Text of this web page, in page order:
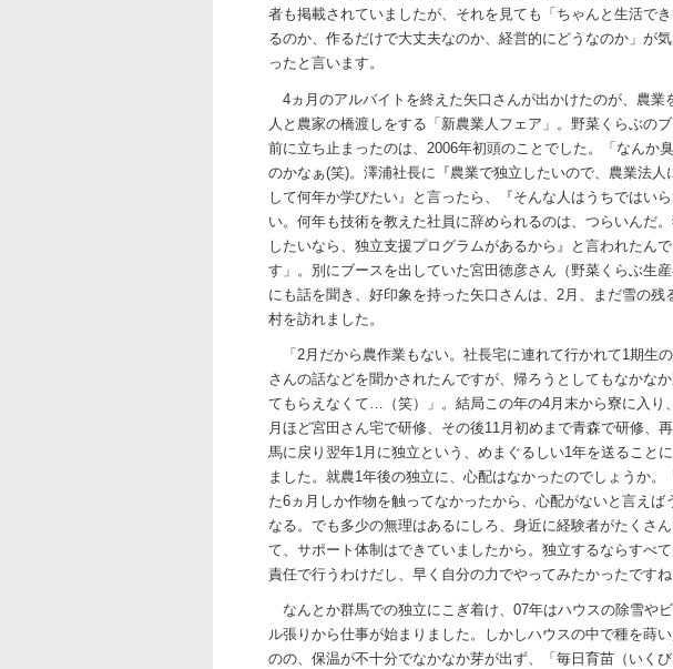
者も掲載されていましたが、それを見ても「ちゃんと生活で
るのか、作るだけで大丈夫なのか、経営的にどうなのか」が
ったと言います。
4ヵ月のアルバイトを終えた矢口さんが出かけたのが、農業
人と農家の橋渡しをする「新農業人フェア」。野菜くらぶのブ
前に立ち止まったのは、2006年初頭のことでした。「なんか
のかなぁ(笑)。澤浦社長に『農業で独立したいので、農業法人
して何年か学びたい』と言ったら、『そんな人はうちではい
い。何年も技術を教えた社員に辞められるのは、つらいんだ
したいなら、独立支援プログラムがあるから』と言われたんで
す」。別にブースを出していた宮田徳彦さん（野菜くらぶ生産
にも話を聞き、好印象を持った矢口さんは、2月、まだ雪の残
村を訪れました。
「2月だから農作業もない。社長宅に連れて行かれて1期生
さんの話などを聞かされたんですが、帰ろうとしてもなかなか
てもらえなくて…（笑）」。結局この年の4月末から寮に入り
月ほど宮田さん宅で研修、その後11月初めまで青森で研修、
馬に戻り翌年1月に独立という、めまぐるしい1年を送ることに
ました。就農1年後の独立に、心配はなかったのでしょうか。
た6ヵ月しか作物を触ってなかったから、心配がないと言えば
なる。でも多少の無理はあるにしろ、身近に経験者がたくさ
て、サポート体制はできていましたから。独立するならすべ
責任で行うわけだし、早く自分の力でやってみたかったですね
なんとか群馬での独立にこぎ着け、07年はハウスの除雪や
ル張りから仕事が始まりました。しかしハウスの中で種を蒔い
のの、保温が不十分でなかなか芽が出ず、「毎日育苗（いくび